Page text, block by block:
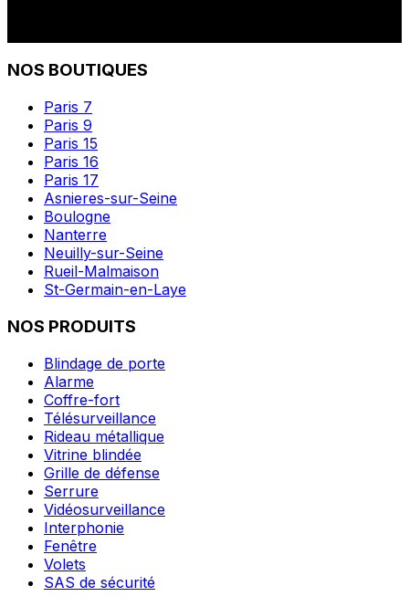
NOS BOUTIQUES
Paris 7
Paris 9
Paris 15
Paris 16
Paris 17
Asnieres-sur-Seine
Boulogne
Nanterre
Neuilly-sur-Seine
Rueil-Malmaison
St-Germain-en-Laye
NOS PRODUITS
Blindage de porte
Alarme
Coffre-fort
Télésurveillance
Rideau métallique
Vitrine blindée
Grille de défense
Serrure
Vidéosurveillance
Interphonie
Fenêtre
Volets
SAS de sécurité